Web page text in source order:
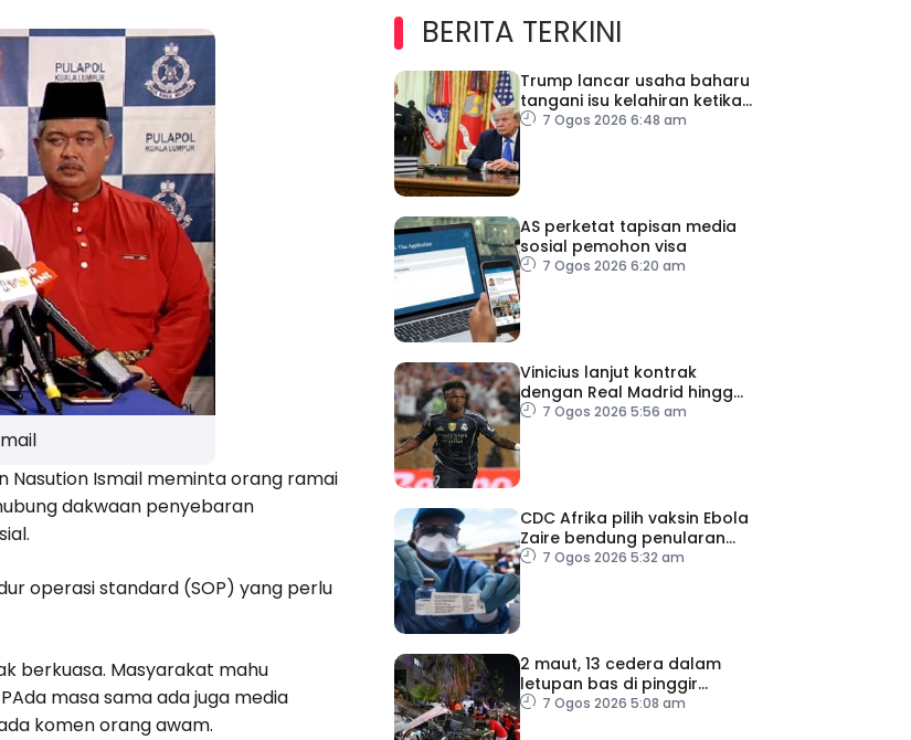
Nasution Ismail meminta orang ramai
dakwaan penyebaran
operasi standard (SOP) yang perlu
berkuasa. Masyarakat mahu
masa sama ada juga media
komen orang awam.
BERITA TERKINI
Trump lancar usaha baharu
tangani isu kelahiran ketika
melancong
7 Ogos 2026 6:48 am
AS perketat tapisan media
sosial pemohon visa
7 Ogos 2026 6:20 am
Vinicius lanjut kontrak
dengan Real Madrid hingga
20327 Ogos 2026 5:56 am
CDC Afrika pilih vaksin Ebola
Zaire bendung penularan
wabak
7 Ogos 2026 5:32 am
2 maut, 13 cedera dalam
letupan bas di pinggir
Damsyik
7 Ogos 2026 5:08 am